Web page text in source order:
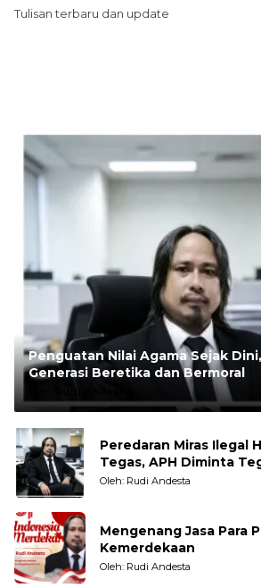
Tulisan terbaru dan update
Penguatan Nilai Agama Sejak
Generasi Beretika dan Bermoral
Rudi Andesta
Peredaran Miras Ilegal
Tegas, APH Diminta
Tanpa Pandang Bulu
Oleh: Rudi Andesta
Mengenang Jasa Para
Kemerdekaan
Oleh: Rudi Andesta